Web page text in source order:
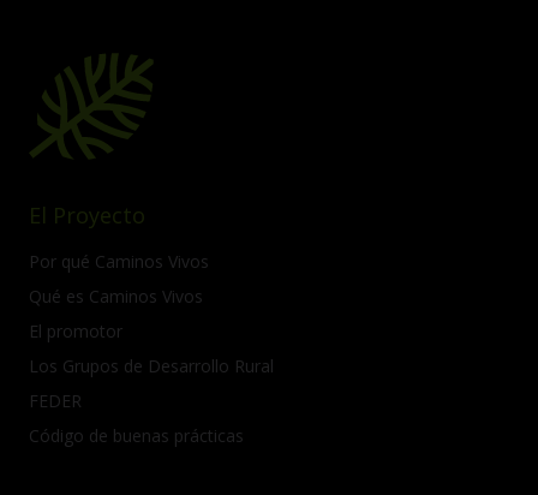
El Proyecto
Por qué Caminos Vivos
Qué es Caminos Vivos
El promotor
Los Grupos de Desarrollo Rural
FEDER
Código de buenas prácticas